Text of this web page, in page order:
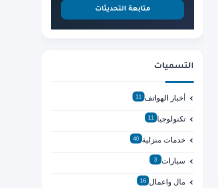
متابعة التحديثات
التسميات
أخبار الهواتف 11
تكنولوجيا 11
خدمات منزلية 40
سيارات 3
مال واعمال 16